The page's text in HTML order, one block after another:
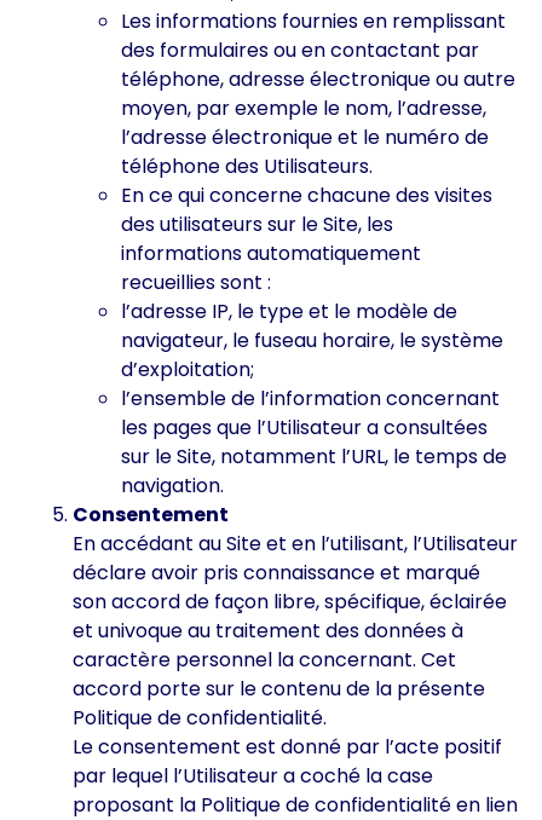
Les informations fournies en remplissant
des formulaires ou en contactant par
téléphone, adresse électronique ou autre
moyen, par exemple le nom, l’adresse,
l’adresse électronique et le numéro de
téléphone des Utilisateurs.
En ce qui concerne chacune des visites
des utilisateurs sur le Site, les
informations automatiquement
recueillies sont :
l’adresse IP, le type et le modèle de
navigateur, le fuseau horaire, le système
d’exploitation;
l’ensemble de l’information concernant
les pages que l’Utilisateur a consultées
sur le Site, notamment l’URL, le temps de
navigation.
Consentement
En accédant au Site et en l’utilisant, l’Utilisateur
déclare avoir pris connaissance et marqué
son accord de façon libre, spécifique, éclairée
et univoque au traitement des données à
caractère personnel la concernant. Cet
accord porte sur le contenu de la présente
Politique de confidentialité.
Le consentement est donné par l’acte positif
par lequel l’Utilisateur a coché la case
proposant la Politique de confidentialité en lien